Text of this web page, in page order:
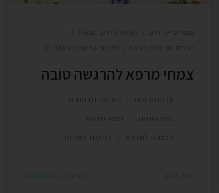
מוצרים ייחודיים
רפואת תדרים טבעית
תדרים של צמחי מרפא
תדרים של שמנים אתריים
צמחי מרפא להרגשה טובה
ארומתרפיה
חוכמת הצמחים
נטורופתיה
צמחי מרפא
צמחים למרפא
רפואת צמחים
eden
11/06/2024